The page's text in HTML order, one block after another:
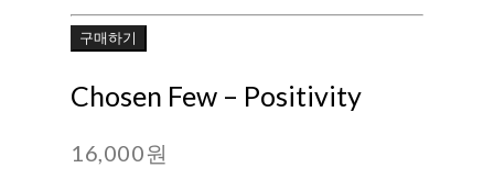
구매하기
Chosen Few – Positivity
16,000원